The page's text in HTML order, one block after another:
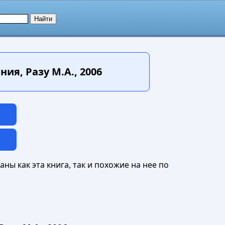
Разу М.А., 2006
как эта книга, так и похожие на нее по